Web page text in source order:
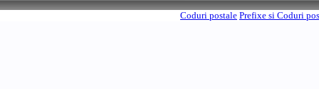
Coduri postale Prefixe si Coduri